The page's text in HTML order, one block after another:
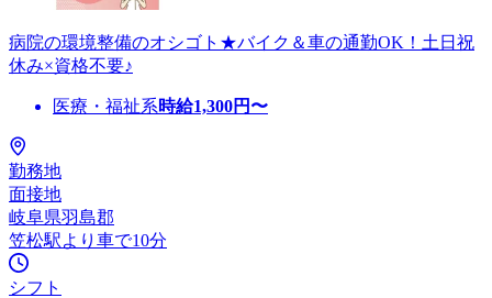
病院の環境整備のオシゴト★バイク＆車の通勤OK！土日祝
休み×資格不要♪
医療・福祉系時給1,300円〜
勤務地
面接地
岐阜県羽島郡
笠松駅より車で10分
シフト